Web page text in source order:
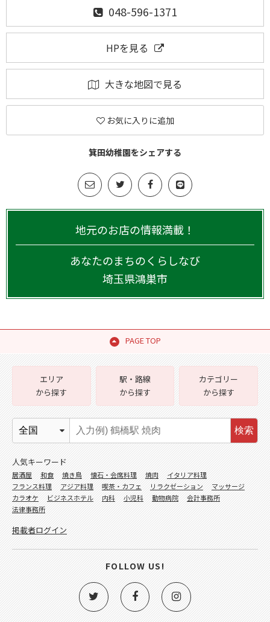
048-596-1371
HPを見る
大きな地図で見る
お気に入りに追加
箕田幼稚園をシェアする
地元のお店の情報満載！
あなたのまちのくらしなび
埼玉県鴻巣市
PAGE TOP
エリア
から探す
駅・路線
から探す
カテゴリー
から探す
検索
人気キーワード
居酒屋 和食 焼き鳥 懐石・会席料理 焼肉
イタリア料理
フランス料理
アジア料理 喫茶・カフェ リラクゼーション
マッサージ
カラオケ
ビジネスホテル 内科 小児科 動物病院
会計事務所
法律事務所
掲載者ログイン
FOLLOW US!